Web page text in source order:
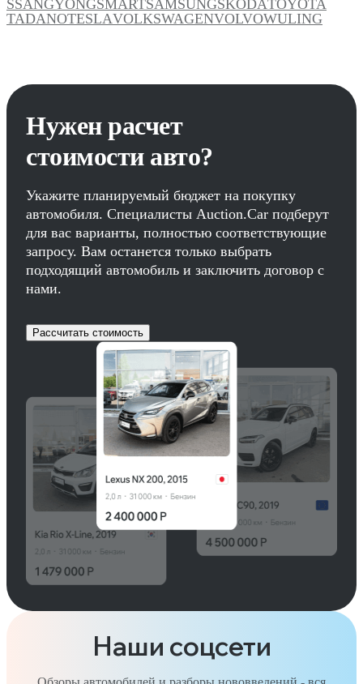
SSANGYONGSMARTSAMSUNGSKODATOYOTA
TADANOTESLAVOLKSWAGENVOLVOWULING
Нужен расчет
стоимости авто?
Укажите планируемый бюджет на покупку
автомобиля. Специалисты Auction.Car подберут
для вас варианты, полностью соответствующие
запросу. Вам останется только выбрать
подходящий автомобиль и заключить договор с
нами.
Рассчитать стоимость
Наши соцсети